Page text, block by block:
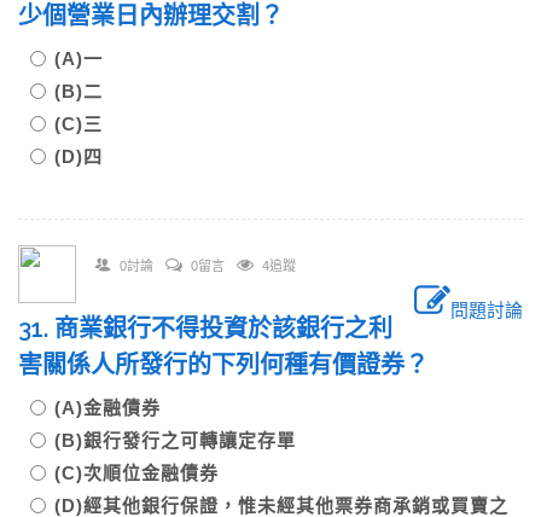
少個營業日內辦理交割？
(A)一
(B)二
(C)三
(D)四
0討論 0留言 4追蹤
問題討論
31. 商業銀行不得投資於該銀行之利
害關係人所發行的下列何種有價證券？
(A)金融債券
(B)銀行發行之可轉讓定存單
(C)次順位金融債券
(D)經其他銀行保證，惟未經其他票券商承銷或買賣之